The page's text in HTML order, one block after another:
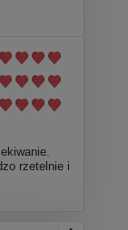
rzetelnie i